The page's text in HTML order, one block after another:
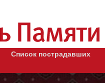
Список пострадавших